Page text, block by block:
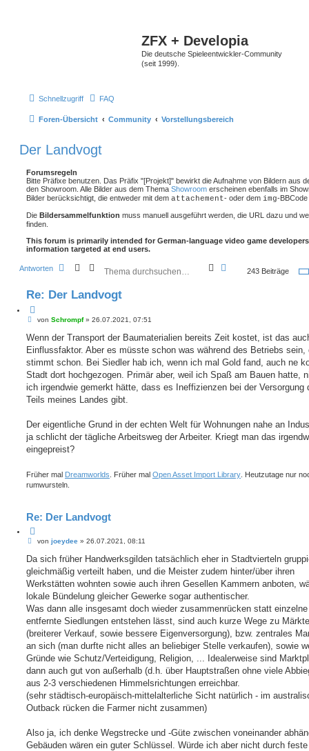
ZFX + Developia
Die deutsche Spieleentwickler-Community
(seit 1999).
Schnellzugriff FAQ
Foren-Übersicht Community Vorstellungsbereich
Der Landvogt
Forumsregeln
Bitte Präfixe benutzen. Das Präfix "[Projekt]" bewirkt die Aufnahme von Bildern aus
den Showroom. Alle Bilder aus dem Thema Showroom erscheinen ebenfalls im
Bilder berücksichtigt, die entweder mit dem attachement- oder dem img-
Die Bildersammelfunktion muss manuell ausgeführt werden, die URL dazu und
finden.
This forum is primarily intended for German-language video game
information targeted at end users.
Antworten
S
r
t
e
S
u
c
h
243 Beiträge
Re: Der Landvogt
i
i
e
e
n
B
i
r
a
von Schrompf» 26.07.2021, 07:51
Wenn der Transport der Baumaterialien bereits Zeit kostet, ist das
Einflussfaktor. Aber es müsste schon was während des Betriebs sein,
stimmt schon. Bei Siedler hab ich, wenn ich mal Gold fand, auch ne
Stadt dort hochgezogen. Primär aber, weil ich Spaß am Bauen hatte,
ich irgendwie gemerkt hätte, dass es Ineffizienzen bei der Versorgung
Teils meines Landes gibt.
Der eigentliche Grund in der echten Welt für Wohnungen nahe an
ja schlicht der tägliche Arbeitsweg der Arbeiter. Kriegt man das
eingepreist?
Früher mal Dreamworlds . Früher mal Open Asset Import Library . Heutzutage nur
rumwursteln.
Re: Der Landvogt
i
e
e
n
B
i
r
a
von joeydee» 26.07.2021, 08:11
Da sich früher Handwerksgilden tatsächlich eher in Stadtvierteln
gleichmäßig verteilt haben, und die Meister zudem hinter/über ihren
Werkstätten wohnten sowie auch ihren Gesellen Kammern anboten,
lokale Bündelung gleicher Gewerke sogar authentischer.
Was dann alle insgesamt doch wieder zusammenrücken statt einzelne
entfernte Siedlungen entstehen lässt, sind auch kurze Wege zu
(breiterer Verkauf, sowie bessere Eigenversorgung), bzw. zentrales
an sich (man durfte nicht alles an beliebiger Stelle verkaufen), sowie
Gründe wie Schutz/Verteidigung, Religion, ... Idealerweise sind
dann auch gut von außerhalb (d.h. über Hauptstraßen ohne viele
aus 2-3 verschiedenen Himmelsrichtungen erreichbar.
(sehr städtisch-europäisch-mittelalterliche Sicht natürlich - im
Outback rücken die Farmer nicht zusammen)
Also ja, ich denke Wegstrecke und -Güte zwischen voneinander
Gebäuden wären ein guter Schlüssel. Würde ich aber nicht durch feste